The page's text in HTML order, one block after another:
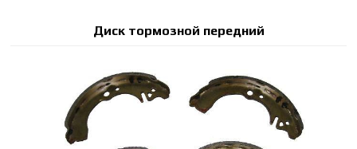
Диск тормозной передний